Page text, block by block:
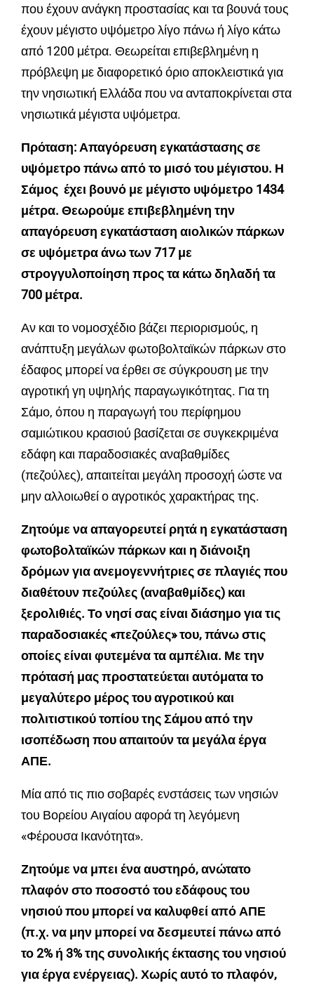
που έχουν ανάγκη προστασίας και τα βουνά τους
έχουν μέγιστο υψόμετρο λίγο πάνω ή λίγο κάτω
από 1200 μέτρα. Θεωρείται επιβεβλημένη η
πρόβλεψη με διαφορετικό όριο αποκλειστικά για
την νησιωτική Ελλάδα που να ανταποκρίνεται στα
νησιωτικά μέγιστα υψόμετρα.
Πρόταση: Απαγόρευση εγκατάστασης σε
υψόμετρο πάνω από το μισό του μέγιστου. Η
Σάμος έχει βουνό με μέγιστο υψόμετρο 1434
μέτρα. Θεωρούμε επιβεβλημένη την
απαγόρευση εγκατάσταση αιολικών πάρκων
σε υψόμετρα άνω των 717 με
στρογγυλοποίηση προς τα κάτω δηλαδή τα
700 μέτρα.
Αν και το νομοσχέδιο βάζει περιορισμούς, η
ανάπτυξη μεγάλων φωτοβολταϊκών πάρκων στο
έδαφος μπορεί να έρθει σε σύγκρουση με την
αγροτική γη υψηλής παραγωγικότητας. Για τη
Σάμο, όπου η παραγωγή του περίφημου
σαμιώτικου κρασιού βασίζεται σε συγκεκριμένα
εδάφη και παραδοσιακές αναβαθμίδες
(πεζούλες), απαιτείται μεγάλη προσοχή ώστε να
μην αλλοιωθεί ο αγροτικός χαρακτήρας της.
Ζητούμε να απαγορευτεί ρητά η εγκατάσταση
φωτοβολταϊκών πάρκων και η διάνοιξη
δρόμων για ανεμογεννήτριες σε πλαγιές που
διαθέτουν πεζούλες (αναβαθμίδες) και
ξερολιθιές. Το νησί σας είναι διάσημο για τις
παραδοσιακές «πεζούλες» του, πάνω στις
οποίες είναι φυτεμένα τα αμπέλια. Με την
πρότασή μας προστατεύεται αυτόματα το
μεγαλύτερο μέρος του αγροτικού και
πολιτιστικού τοπίου της Σάμου από την
ισοπέδωση που απαιτούν τα μεγάλα έργα
ΑΠΕ.
Μία από τις πιο σοβαρές ενστάσεις των νησιών
του Βορείου Αιγαίου αφορά τη λεγόμενη
«Φέρουσα Ικανότητα».
Ζητούμε να μπει ένα αυστηρό, ανώτατο
πλαφόν στο ποσοστό του εδάφους του
νησιού που μπορεί να καλυφθεί από ΑΠΕ
(π.χ. να μην μπορεί να δεσμευτεί πάνω από
το 2% ή 3% της συνολικής έκτασης του νησιού
για έργα ενέργειας). Χωρίς αυτό το πλαφόν,